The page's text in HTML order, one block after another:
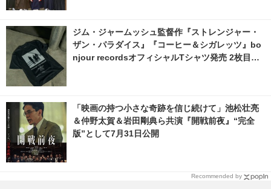
ジム・ジャームッシュ監督作『ストレンジャー・
ザン・パラダイス』『コーヒー＆シガレッツ』bo
njour recordsオフィシャルTシャツ発売 2枚目の
「映画の持つ小さな奇跡を信じ続けて」池松壮亮
＆仲野太賀＆岩田剛典ら共演『開戦前夜』“完全
版”として7月31日公開
Recommended by